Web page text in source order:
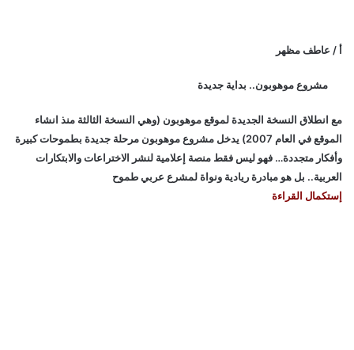
أ / عاطف مظهر
مشروع موهوبون.. بداية جديدة
مع انطلاق النسخة الجديدة لموقع موهوبون (وهي النسخة الثالثة منذ انشاء
الموقع في العام 2007) يدخل مشروع موهوبون مرحلة جديدة بطموحات كبيرة
وأفكار متجددة… فهو ليس فقط منصة إعلامية لنشر الاختراعات والابتكارات
العربية.. بل هو مبادرة ريادية ونواة لمشرع عربي طموح
إستكمال القراءة